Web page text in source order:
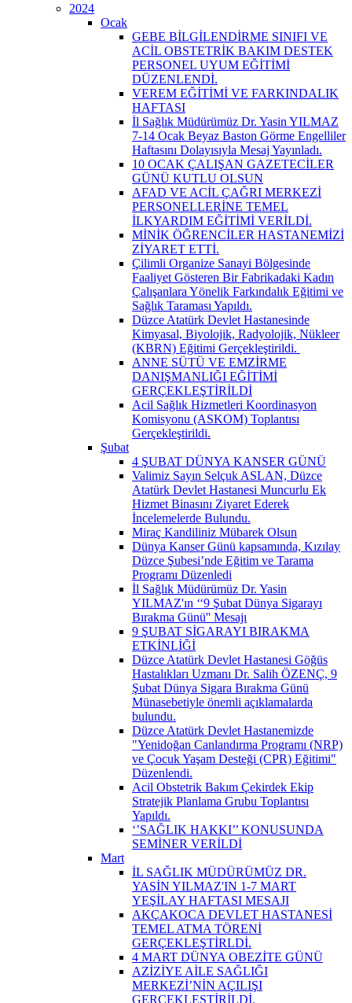
2024
Ocak
GEBE BİLGİLENDİRME SINIFI VE
ACİL OBSTETRİK BAKIM DESTEK
PERSONEL UYUM EĞİTİMİ
DÜZENLENDİ.
VEREM EĞİTİMİ VE FARKINDALIK
HAFTASI
İl Sağlık Müdürümüz Dr. Yasin YILMAZ
7-14 Ocak Beyaz Baston Görme Engelliler
Haftasını Dolayısıyla Mesaj Yayınladı.
10 OCAK ÇALIŞAN GAZETECİLER
GÜNÜ KUTLU OLSUN
AFAD VE ACİL ÇAĞRI MERKEZİ
PERSONELLERİNE TEMEL
İLKYARDIM EĞİTİMİ VERİLDİ.
MİNİK ÖĞRENCİLER HASTANEMİZİ
ZİYARET ETTİ.
Çilimli Organize Sanayi Bölgesinde
Faaliyet Gösteren Bir Fabrikadaki Kadın
Çalışanlara Yönelik Farkındalık Eğitimi ve
Sağlık Taraması Yapıldı.
Düzce Atatürk Devlet Hastanesinde
Kimyasal, Biyolojik, Radyolojik, Nükleer
(KBRN) Eğitimi Gerçekleştirildi. ​
ANNE SÜTÜ VE EMZİRME
DANIŞMANLIĞI EĞİTİMİ
GERÇEKLEŞTİRİLDİ
Acil Sağlık Hizmetleri Koordinasyon
Komisyonu (ASKOM) Toplantısı
Gerçekleştirildi.
Şubat
4 ŞUBAT DÜNYA KANSER GÜNÜ
Valimiz Sayın Selçuk ASLAN, Düzce
Atatürk Devlet Hastanesi Muncurlu Ek
Hizmet Binasını Ziyaret Ederek
İncelemelerde Bulundu.
Miraç Kandiliniz Mübarek Olsun
Dünya Kanser Günü kapsamında, Kızılay
Düzce Şubesi’nde Eğitim ve Tarama
Programı Düzenledi
İl Sağlık Müdürümüz Dr. Yasin
YILMAZ'ın ‘‘9 Şubat Dünya Sigarayı
Bırakma Günü'' Mesajı
9 ŞUBAT SİGARAYI BIRAKMA
ETKİNLİĞİ
Düzce Atatürk Devlet Hastanesi Göğüs
Hastalıkları Uzmanı Dr. Salih ÖZENÇ, 9
Şubat Dünya Sigara Bırakma Günü
Münasebetiyle önemli açıklamalarda
bulundu.
Düzce Atatürk Devlet Hastanemizde
"Yenidoğan Canlandırma Programı (NRP)
ve Çocuk Yaşam Desteği (CPR) Eğitimi"
Düzenlendi.
Acil Obstetrik Bakım Çekirdek Ekip
Stratejik Planlama Grubu Toplantısı
Yapıldı.
‘’SAĞLIK HAKKI’’ KONUSUNDA
SEMİNER VERİLDİ
Mart
İL SAĞLIK MÜDÜRÜMÜZ DR.
YASİN YILMAZ'IN 1-7 MART
YEŞİLAY HAFTASI MESAJI
AKÇAKOCA DEVLET HASTANESİ
TEMEL ATMA TÖRENİ
GERÇEKLEŞTİRLDİ.
4 MART DÜNYA OBEZİTE GÜNÜ
AZİZİYE AİLE SAĞLIĞI
MERKEZİ’NİN AÇILIŞI
GERÇEKLEŞTİRİLDİ.